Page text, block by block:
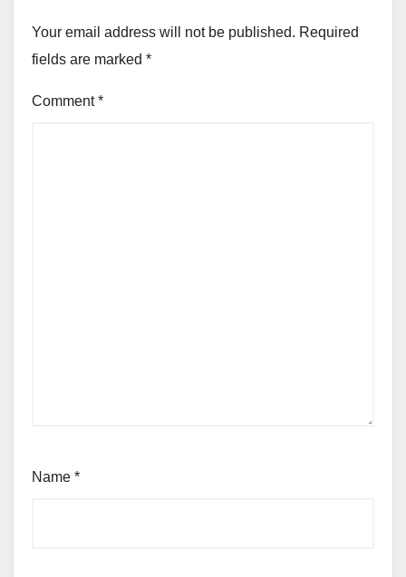
Your email address will not be published. Required
fields are marked *
Comment*
Name *